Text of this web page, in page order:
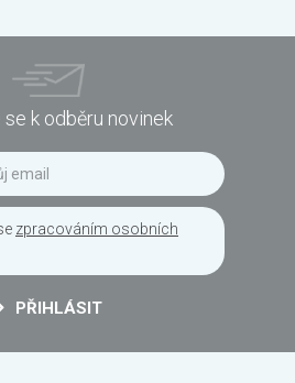
k odběru novinek
zpracováním osobních
PŘIHLÁSIT